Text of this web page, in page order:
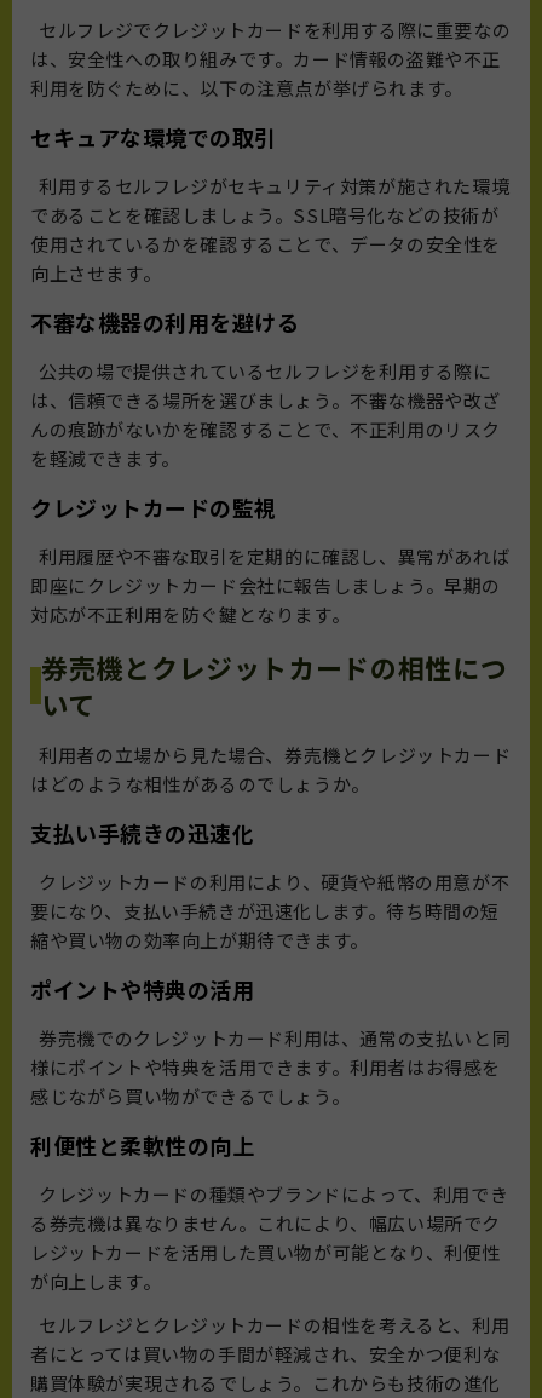
セルフレジでクレジットカードを利用する際に重要なの
は、安全性への取り組みです。カード情報の盗難や不正
利用を防ぐために、以下の注意点が挙げられます。
セキュアな環境での取引
利用するセルフレジがセキュリティ対策が施された環境
であることを確認しましょう。SSL暗号化などの技術が
使用されているかを確認することで、データの安全性を
向上させます。
不審な機器の利用を避ける
公共の場で提供されているセルフレジを利用する際に
は、信頼できる場所を選びましょう。不審な機器や改ざ
んの痕跡がないかを確認することで、不正利用のリスク
を軽減できます。
クレジットカードの監視
利用履歴や不審な取引を定期的に確認し、異常があれば
即座にクレジットカード会社に報告しましょう。早期の
対応が不正利用を防ぐ鍵となります。
券売機とクレジットカードの相性につ
いて
利用者の立場から見た場合、券売機とクレジットカード
はどのような相性があるのでしょうか。
支払い手続きの迅速化
クレジットカードの利用により、硬貨や紙幣の用意が不
要になり、支払い手続きが迅速化します。待ち時間の短
縮や買い物の効率向上が期待できます。
ポイントや特典の活用
券売機でのクレジットカード利用は、通常の支払いと同
様にポイントや特典を活用できます。利用者はお得感を
感じながら買い物ができるでしょう。
利便性と柔軟性の向上
クレジットカードの種類やブランドによって、利用でき
る券売機は異なりません。これにより、幅広い場所でク
レジットカードを活用した買い物が可能となり、利便性
が向上します。
セルフレジとクレジットカードの相性を考えると、利用
者にとっては買い物の手間が軽減され、安全かつ便利な
購買体験が実現されるでしょう。これからも技術の進化